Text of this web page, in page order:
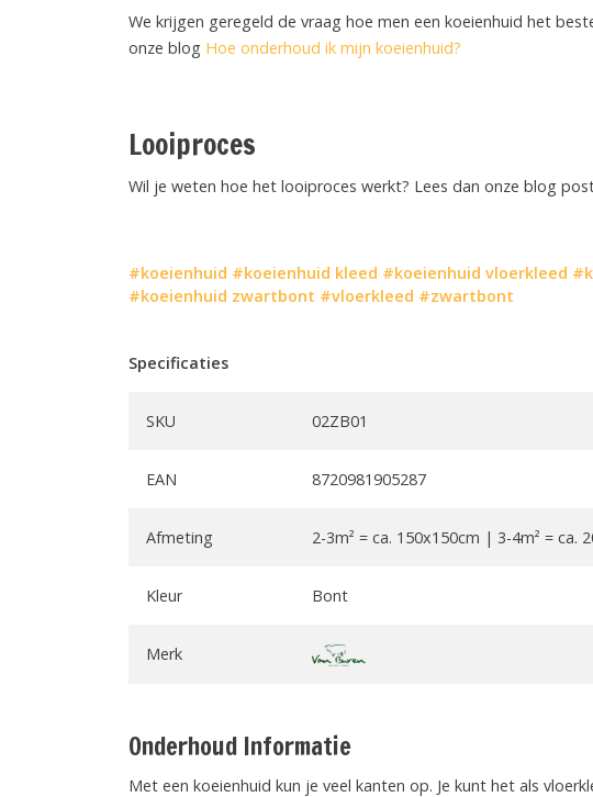
We krijgen geregeld de vraag hoe men een koeienhuid het
onze blog Hoe onderhoud ik mijn koeienhuid?
Looiproces
Wil je weten hoe het looiproces werkt? Lees dan onze blog
#koeienhuid #koeienhuid kleed #koeienhuid vloerkleed
#koeienhuid zwartbont #vloerkleed #zwartbont
Specificaties
SKU 02ZB01
EAN 8720981905287
Afmeting 2-3m² = ca. 150x150cm | 3-4m² = ca.
Kleur Bont
Merk
Onderhoud Informatie
Met een koeienhuid kun je veel kanten op. Je kunt het als